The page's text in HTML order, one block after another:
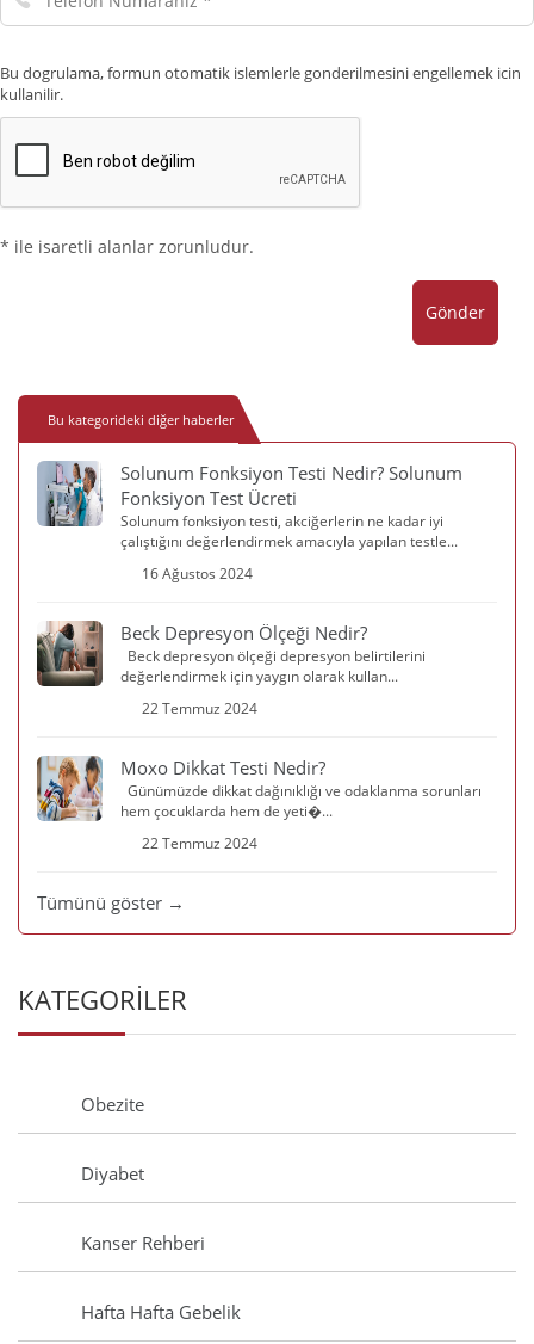
Numaranız
Bu dogrulama, formun otomatik islemlerle gonderilmesini engellemek icin
kullanilir.
* ile isaretli alanlar zorunludur.
Gönder
Bu kategorideki diğer haberler
Solunum Fonksiyon Testi Nedir? Solunum
Fonksiyon Test Ücreti
Solunum fonksiyon testi, akciğerlerin ne kadar iyi
çalıştığını değerlendirmek amacıyla yapılan testle...
16 Ağustos 2024
Beck Depresyon Ölçeği Nedir?
Beck depresyon ölçeği depresyon belirtilerini
değerlendirmek için yaygın olarak kullan...
22 Temmuz 2024
Moxo Dikkat Testi Nedir?
Günümüzde dikkat dağınıklığı ve odaklanma sorunları
hem çocuklarda hem de yeti�...
22 Temmuz 2024
Tümünü göster →
KATEGORİLER
Obezite
Diyabet
Kanser Rehberi
Hafta Hafta Gebelik